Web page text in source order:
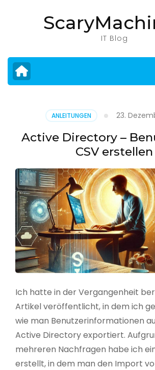
drücken)
IT Blog
ANLEITUNGEN 23.
Active Directory –
CSV erstellen
Ich hatte in der Vergangenheit
Artikel veröffentlicht, in dem ich
wie man Benutzerinformationen
Active Directory exportiert.
mehreren Nachfragen habe ich
erstellt, in dem man den Import